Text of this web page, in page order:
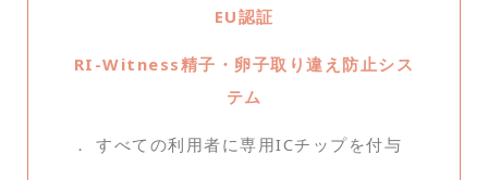
EU認証
RI-Witness精子・卵子取り違え防止シス
テム
． すべての利用者に専用ICチップを付与